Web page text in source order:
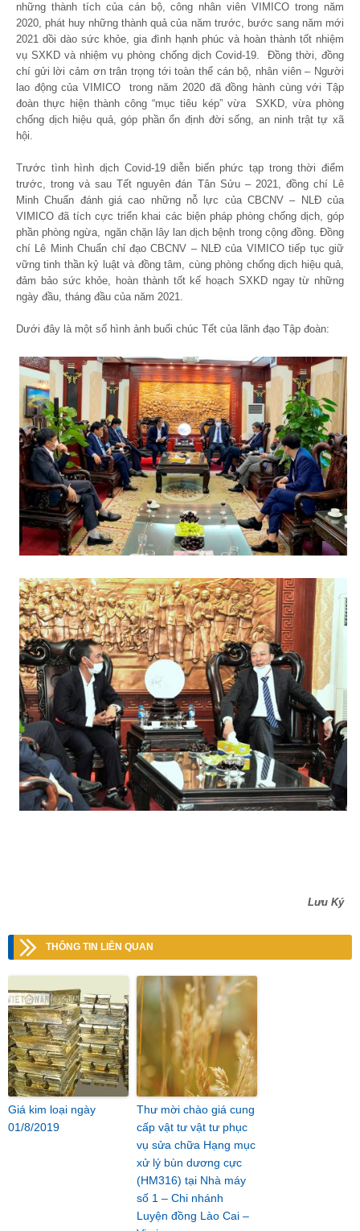
những thành tích của cán bộ, công nhân viên VIMICO trong năm
2020, phát huy những thành quả của năm trước, bước sang năm mới
2021 dồi dào sức khỏe, gia đình hạnh phúc và hoàn thành tốt nhiệm
vụ SXKD và nhiệm vụ phòng chống dịch Covid-19. Đồng thời, đồng
chí gửi lời cảm ơn trân trọng tới toàn thể cán bộ, nhân viên – Người
lao động của VIMICO trong năm 2020 đã đồng hành cùng với Tập
đoàn thực hiện thành công “mục tiêu kép” vừa SXKD, vừa phòng
chống dịch hiệu quả, góp phần ổn định đời sống, an ninh trật tự xã
hội.
Trước tình hình dịch Covid-19 diễn biến phức tạp trong thời điểm
trước, trong và sau Tết nguyên đán Tân Sửu – 2021, đồng chí Lê
Minh Chuẩn đánh giá cao những nỗ lực của CBCNV – NLĐ của
VIMICO đã tích cực triển khai các biện pháp phòng chống dịch, góp
phần phòng ngừa, ngăn chặn lây lan dịch bệnh trong cộng đồng. Đồng
chí Lê Minh Chuẩn chỉ đạo CBCNV – NLĐ của VIMICO tiếp tục giữ
vững tinh thần kỷ luật và đồng tâm, cùng phòng chống dịch hiệu quả,
đảm bảo sức khỏe, hoàn thành tốt kế hoạch SXKD ngay từ những
ngày đầu, tháng đầu của năm 2021.
Dưới đây là một số hình ảnh buổi chúc Tết của lãnh đạo Tập đoàn:
Lưu Ký
THÔNG TIN LIÊN QUAN
Giá kim loại ngày
01/8/2019
Thư mời chào giá cung
cấp vật tư vật tư phục
vụ sửa chữa Hạng mục
xử lý bùn dương cực
(HM316) tại Nhà máy
số 1 – Chi nhánh
Luyện đồng Lào Cai –